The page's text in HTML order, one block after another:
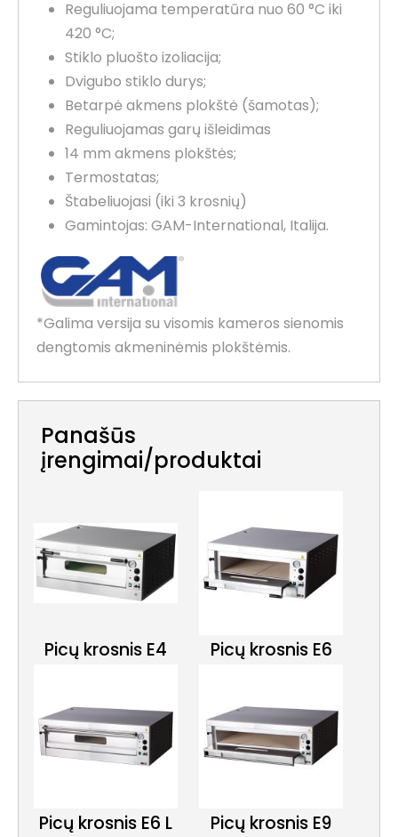
Reguliuojama temperatūra nuo 60 °C iki
420 °C;
Stiklo pluošto izoliacija;
Dvigubo stiklo durys;
Betarpė akmens plokštė (šamotas);
Reguliuojamas garų išleidimas
14 mm akmens plokštės;
Termostatas;
Štabeliuojasi (iki 3 krosnių)
Gamintojas: GAM-International, Italija.
*Galima versija su visomis kameros sienomis
dengtomis akmeninėmis plokštėmis.
Panašūs
įrengimai/produktai
Picų krosnis E4 Picų krosnis E6
Picų krosnis E6 L Picų krosnis E9